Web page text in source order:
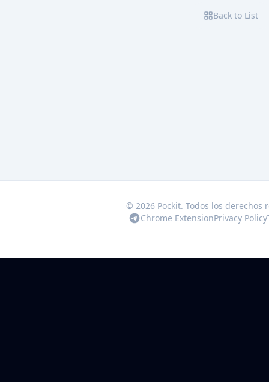
Back to List
© 2026 Pockit. Todos los derechos
Chrome ExtensionPrivacy Policy